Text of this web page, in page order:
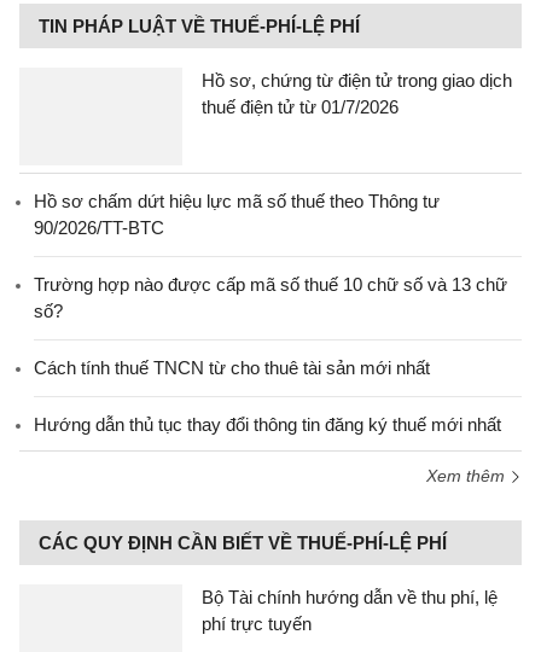
TIN PHÁP LUẬT VỀ THUẾ-PHÍ-LỆ PHÍ
Hồ sơ, chứng từ điện tử trong giao dịch
thuế điện tử từ 01/7/2026
Hồ sơ chấm dứt hiệu lực mã số thuế theo Thông tư
90/2026/TT-BTC
Trường hợp nào được cấp mã số thuế 10 chữ số và 13 chữ
số?
Cách tính thuế TNCN từ cho thuê tài sản mới nhất
Hướng dẫn thủ tục thay đổi thông tin đăng ký thuế mới nhất
Xem thêm
CÁC QUY ĐỊNH CẦN BIẾT VỀ THUẾ-PHÍ-LỆ PHÍ
Bộ Tài chính hướng dẫn về thu phí, lệ
phí trực tuyến